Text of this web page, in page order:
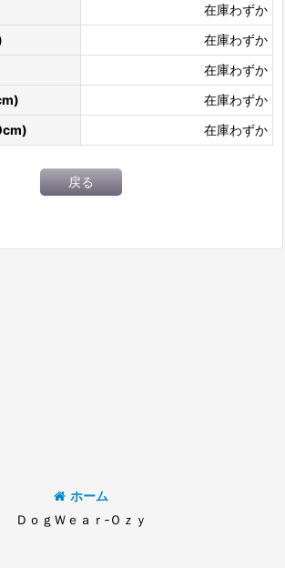
在庫わずか
在庫わずか
在庫わずか
在庫わずか
在庫わずか
戻る
ホーム
ＤｏｇＷｅａｒ‐Ｏｚｙ